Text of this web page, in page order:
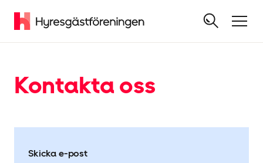
Kontakta oss
Skicka e-post